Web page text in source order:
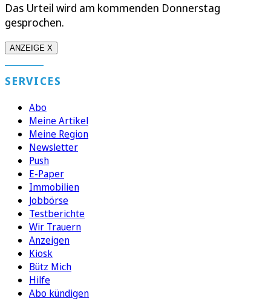
Das Urteil wird am kommenden Donnerstag
gesprochen.
ANZEIGE X
SERVICES
Abo
Meine Artikel
Meine Region
Newsletter
Push
E-Paper
Immobilien
Jobbörse
Testberichte
Wir Trauern
Anzeigen
Kiosk
Bütz Mich
Hilfe
Abo kündigen